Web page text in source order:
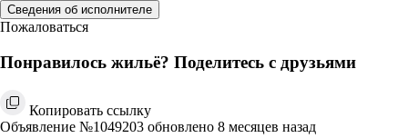
Сведения об исполнителе
Пожаловаться
Понравилось жильё? Поделитесь с друзьями
Копировать ссылку
Объявление №1049203 обновлено 8 месяцев назад